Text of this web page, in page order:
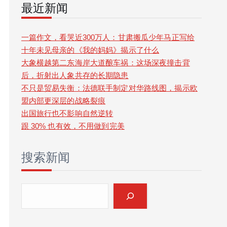
r
c
h
最近新闻
一篇作文，看哭近300万人：甘肃搬瓜少年马正写给
十年未见母亲的《我的妈妈》揭示了什么
大象横越第二东海岸大道酿车祸：这场深夜撞击背
后，折射出人象共存的长期隐患
不只是贸易失衡：法德联手制定对华路线图，揭示欧
盟内部更深层的战略裂痕
出国旅行也不影响自然逆转
跟 30% 也有效，不用做到完美
搜索新闻